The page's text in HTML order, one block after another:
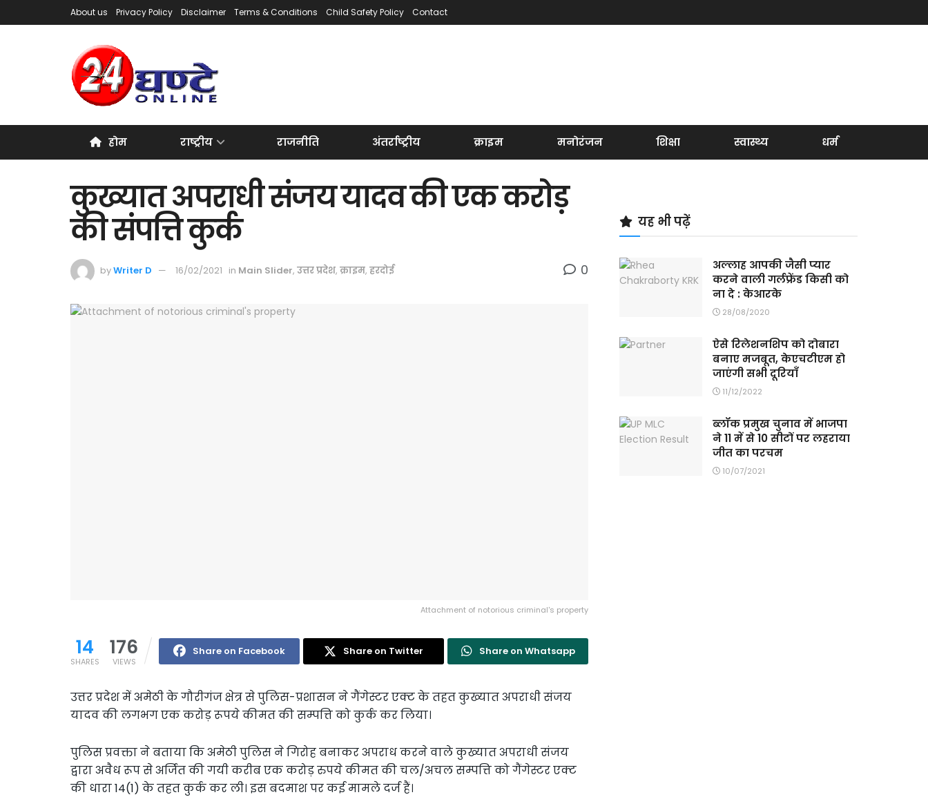
About us Privacy Policy Disclaimer Terms & Conditions Child Safety Policy Contact
होम राष्ट्रीय राजनीति अंतर्राष्ट्रीय क्राइम मनोरंजन शिक्षा स्वास्थ्य धर्म
कुख्यात अपराधी संजय यादव की एक करोड़
की संपत्ति कुर्क
byWriter D 16/02/2021 in Main Slider, उत्तर प्रदेश, क्राइम, हरदोई 0
Attachment of notorious criminal's property
14
SHARES
176
VIEWS
Share on Facebook Share on Twitter Share on Whatsapp
उत्तर प्रदेश में अमेठी के गौरीगंज क्षेत्र से पुलिस-प्रशासन ने गैंगेस्टर एक्ट के तहत कुख्यात अपराधी संजय
यादव की लगभग एक करोड़ रूपये कीमत की सम्पत्ति को कुर्क कर लिया।
पुलिस प्रवक्ता ने बताया कि अमेठी पुलिस ने गिरोह बनाकर अपराध करने वाले कुख्यात अपराधी संजय
द्वारा अवैध रूप से अर्जित की गयी करीब एक करोड़ रुपये कीमत की चल/अचल सम्पत्ति को गैंगेस्टर एक्ट
की धारा 14(1) के तहत कुर्क कर ली। इस बदमाश पर कई मामले दर्ज हैं।
यह भी पढ़ें
अल्लाह आपकी जैसी प्यार
करने वाली गर्लफ्रेंड किसी को
ना दे : केआरके
28/08/2020
ऐसे रिलेशनशिप को दोबारा
बनाए मजबूत, केएचटीएम हो
जाएंगी सभी दूरियाँ
11/12/2022
ब्लॉक प्रमुख चुनाव में भाजपा
ने 11 में से 10 सीटों पर लहराया
जीत का परचम
10/07/2021